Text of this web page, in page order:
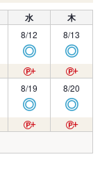
水 木
8/12
◎
8/13
◎
8/19
◎
8/20
◎
◎ ◎